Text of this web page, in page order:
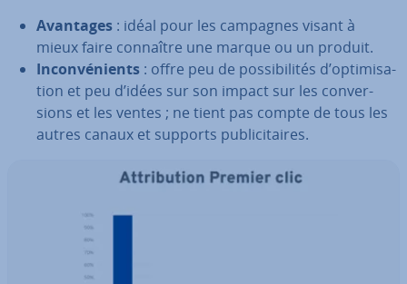
Avantages : idéal pour les campagnes visant à
mieux faire connaître une marque ou un produit.
In­con­vé­nients : offre peu de pos­si­bi­li­tés d’op­ti­mi­sa­
tion et peu d’idées sur son impact sur les con­ver­
sions et les ventes ; ne tient pas compte de tous les
autres canaux et supports pu­bli­ci­taires.